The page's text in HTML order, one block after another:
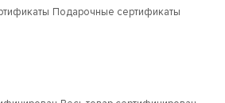
Подарочные сертификаты